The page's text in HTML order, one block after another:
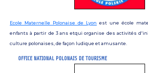
Ecole Maternelle Polonaise de Lyon est une école
enfants à partir de 3 ans etqui organise des activités
culture polonaises, de façon ludique et amusante.
OFFICE NATIONAL POLONAIS DE TOURISME